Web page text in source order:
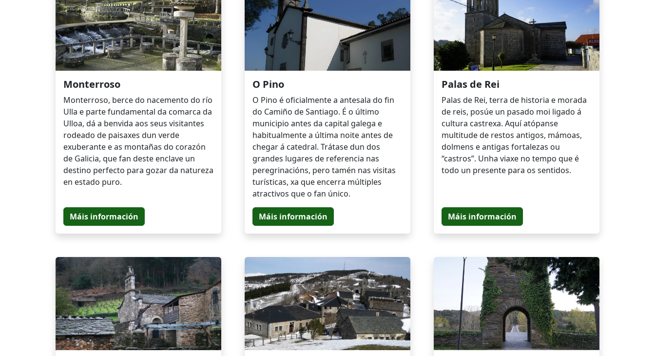
Monterroso
Monterroso, berce do nacemento do río
Ulla e parte fundamental da comarca da
Ulloa, dá a benvida aos seus visitantes
rodeado de paisaxes dun verde
exuberante e as montañas do corazón
de Galicia, que fan deste enclave un
destino perfecto para gozar da natureza
en estado puro.
Máis información
O Pino
O Pino é oficialmente a antesala do fin
do Camiño de Santiago. É o último
municipio antes da capital galega e
habitualmente a última noite antes de
chegar á catedral. Trátase dun dos
grandes lugares de referencia nas
peregrinacións, pero tamén nas visitas
turísticas, xa que encerra múltiples
atractivos que o fan único.
Máis información
Palas de Rei
Palas de Rei, terra de historia e morada
de reis, posúe un pasado moi ligado á
cultura castrexa. Aquí atópanse
multitude de restos antigos, mámoas,
dolmens e antigas fortalezas ou
“castros”. Unha viaxe no tempo que é
todo un presente para os sentidos.
Máis información